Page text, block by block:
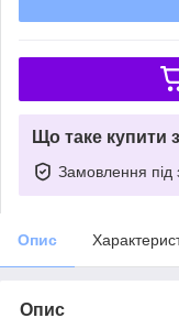
Що таке купити
Замовлення під
Опис
Опис